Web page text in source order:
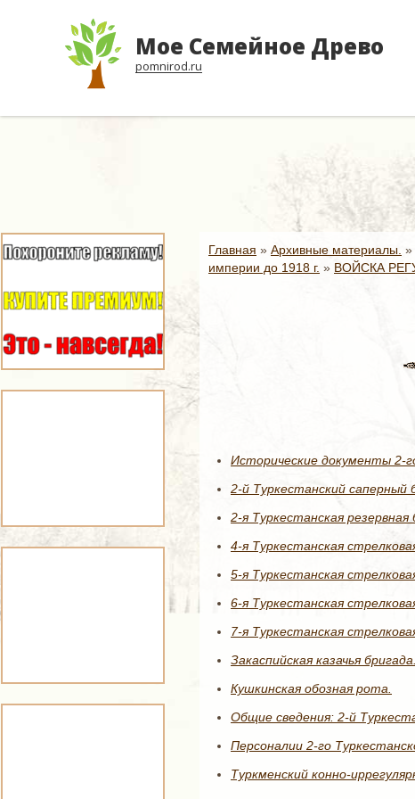
Мое Семейное Древо
pomnirod.ru
Главная » Архивные материалы. »
империи до 1918 г. » ВОЙСКА
Исторические документы 2-
2-й Туркестанский саперный
2-я Туркестанская резервная
4-я Туркестанская
5-я Туркестанская
6-я Туркестанская
7-я Туркестанская
Закаспийская казачья бригада.
Кушкинская обозная рота.
Общие сведения: 2-й
Персоналии 2-го
Туркменский конно-